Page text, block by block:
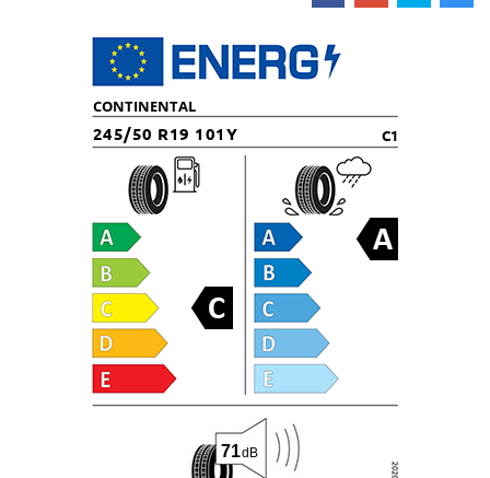
CONTINENTAL
245/50 R19 101Y C1
71dB